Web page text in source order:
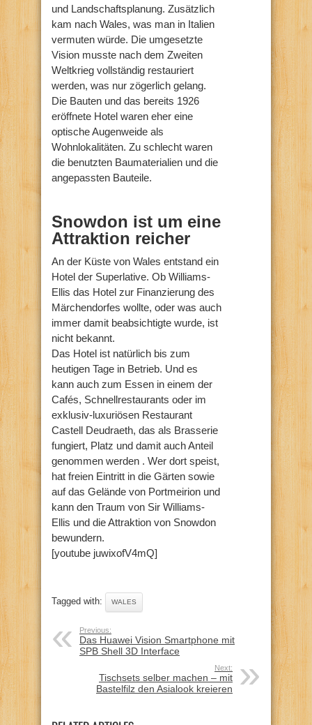
und Landschaftsplanung. Zusätzlich
kam nach Wales, was man in Italien
vermuten würde. Die umgesetzte
Vision musste nach dem Zweiten
Weltkrieg vollständig restauriert
werden, was nur zögerlich gelang.
Die Bauten und das bereits 1926
eröffnete Hotel waren eher eine
optische Augenweide als
Wohnlokalitäten. Zu schlecht waren
die benutzten Baumaterialien und die
angepassten Bauteile.
Snowdon ist um eine
Attraktion reicher
An der Küste von Wales entstand ein
Hotel der Superlative. Ob Williams-
Ellis das Hotel zur Finanzierung des
Märchendorfes wollte, oder was auch
immer damit beabsichtigte wurde, ist
nicht bekannt.
Das Hotel ist natürlich bis zum
heutigen Tage in Betrieb. Und es
kann auch zum Essen in einem der
Cafés, Schnellrestaurants oder im
exklusiv-luxuriösen Restaurant
Castell Deudraeth, das als Brasserie
fungiert, Platz und damit auch Anteil
genommen werden . Wer dort speist,
hat freien Eintritt in die Gärten sowie
auf das Gelände von Portmeirion und
kann den Traum von Sir Williams-
Ellis und die Attraktion von Snowdon
bewundern.
[youtube juwixofV4mQ]
Tagged with: WALES
Previous:
Das Huawei Vision Smartphone mit
SPB Shell 3D Interface
Next:
Tischsets selber machen – mit
Bastelfilz den Asialook kreieren